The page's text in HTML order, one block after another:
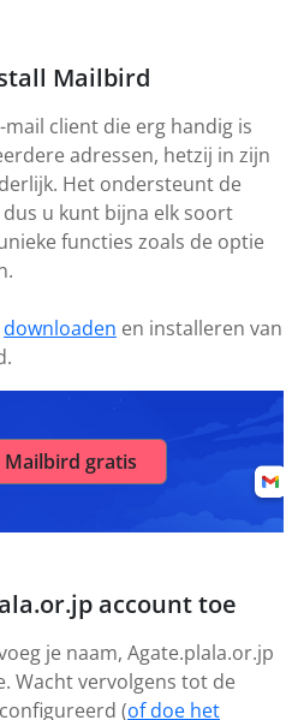
Mailbird
mail client die erg handig is
adressen, hetzij in zijn
Het ondersteunt de
u kunt bijna elk soort
functies zoals de optie
downloaden en installeren van
Mailbird gratis
account toe
je naam, Agate.plala.or.jp
Wacht vervolgens tot de
(of doe het